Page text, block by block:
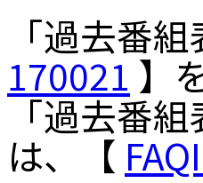
「過去番
170021 】
「過去番
は、【